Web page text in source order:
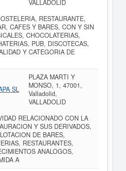
VALLADOLID
RESTAURANTE,
CAFES Y BARES, CON Y SIN
CHOCOLATERIAS,
PUB, DISCOTECAS,
Y CATEGORIA DE
SL
PLAZA MARTI Y
MONSO, 1, 47001,
Valladolid,
VALLADOLID
RELACIONADO CON LA
Y SUS DERIVADOS,
DE BARES,
RESTAURANTES,
ANALOGOS,
A